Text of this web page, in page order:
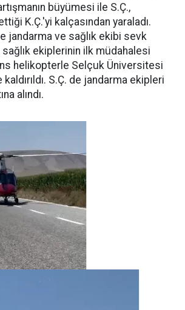
büyümesi ile S.Ç.,
K.Ç.'yi kalçasından yaraladı.
jandarma ve sağlık ekibi sevk
sağlık ekiplerinin ilk müdahalesi
helikopterle Selçuk Üniversitesi
S.Ç. de jandarma ekipleri
alındı.